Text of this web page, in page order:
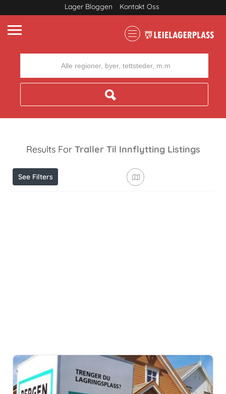
Lager Bloggen Kontakt Oss
Results For Traller Til Innflytting Listings
See Filters